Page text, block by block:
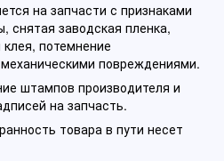
на запчасти с признаками
снятая заводская пленка,
потемнение
повреждениями.
штампов производителя и
на запчасть.
товара в пути несет